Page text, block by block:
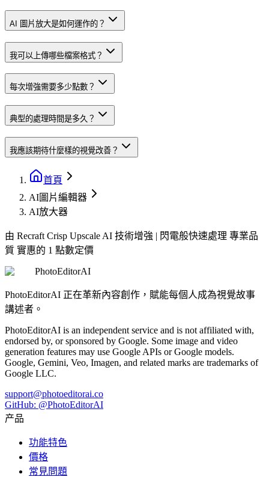
AI 圖片放大是如何運作的？
我可以上傳哪些檔案格式？
每次增強需要多少點數？
典型的處理時間是多久？
我應該期待什麼樣的視覺改善？
首頁
AI圖片編輯器
AI放大器
由 Recraft Crisp Upscale AI 技術增強 | 閃電般快速處理 專業品
質 實惠的 1 點數定價
PhotoEditorAI
PhotoEditorAI 正在革新內容創作，賦能每個人成為視覺故事
講述者。
PhotoEditorAI is an independent service and is not affiliated with,
endorsed by, or sponsored by Google. Some image and video
generation features may use Google APIs or Google models.
Google, Gemini, Veo, Imagen, and related marks are trademarks of
Google LLC.
support@photoeditorai.co
GitHub: @PhotoEditorAI
产品
功能特色
價格
常見問題